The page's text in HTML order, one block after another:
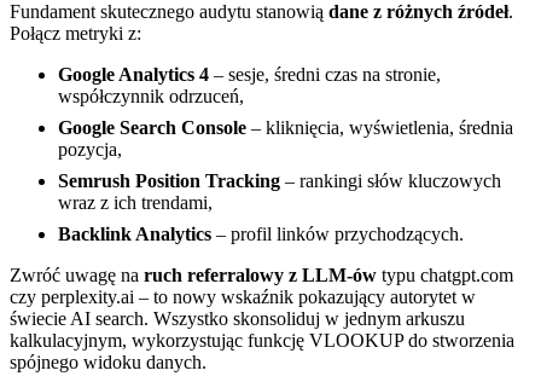
Fundament skutecznego audytu stanowią dane z różnych źródeł.
Połącz metryki z:
Google Analytics 4 – sesje, średni czas na stronie,
współczynnik odrzuceń,
Google Search Console – kliknięcia, wyświetlenia, średnia
pozycja,
Semrush Position Tracking – rankingi słów kluczowych
wraz z ich trendami,
Backlink Analytics – profil linków przychodzących.
Zwróć uwagę na ruch referralowy z LLM-ów typu chatgpt.com
czy perplexity.ai – to nowy wskaźnik pokazujący autorytet w
świecie AI search. Wszystko skonsoliduj w jednym arkuszu
kalkulacyjnym, wykorzystując funkcję VLOOKUP do stworzenia
spójnego widoku danych.